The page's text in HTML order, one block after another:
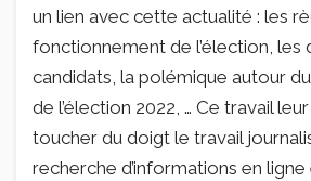
un lien avec cette actualité : les
fonctionnement de l’élection, les
candidats, la polémique autour
de l’élection 2022, … Ce travail
toucher du doigt le travail
recherche d’informations en ligne